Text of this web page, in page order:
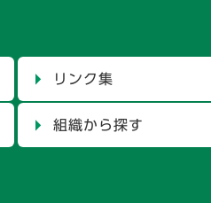
リンク集
組織から探す